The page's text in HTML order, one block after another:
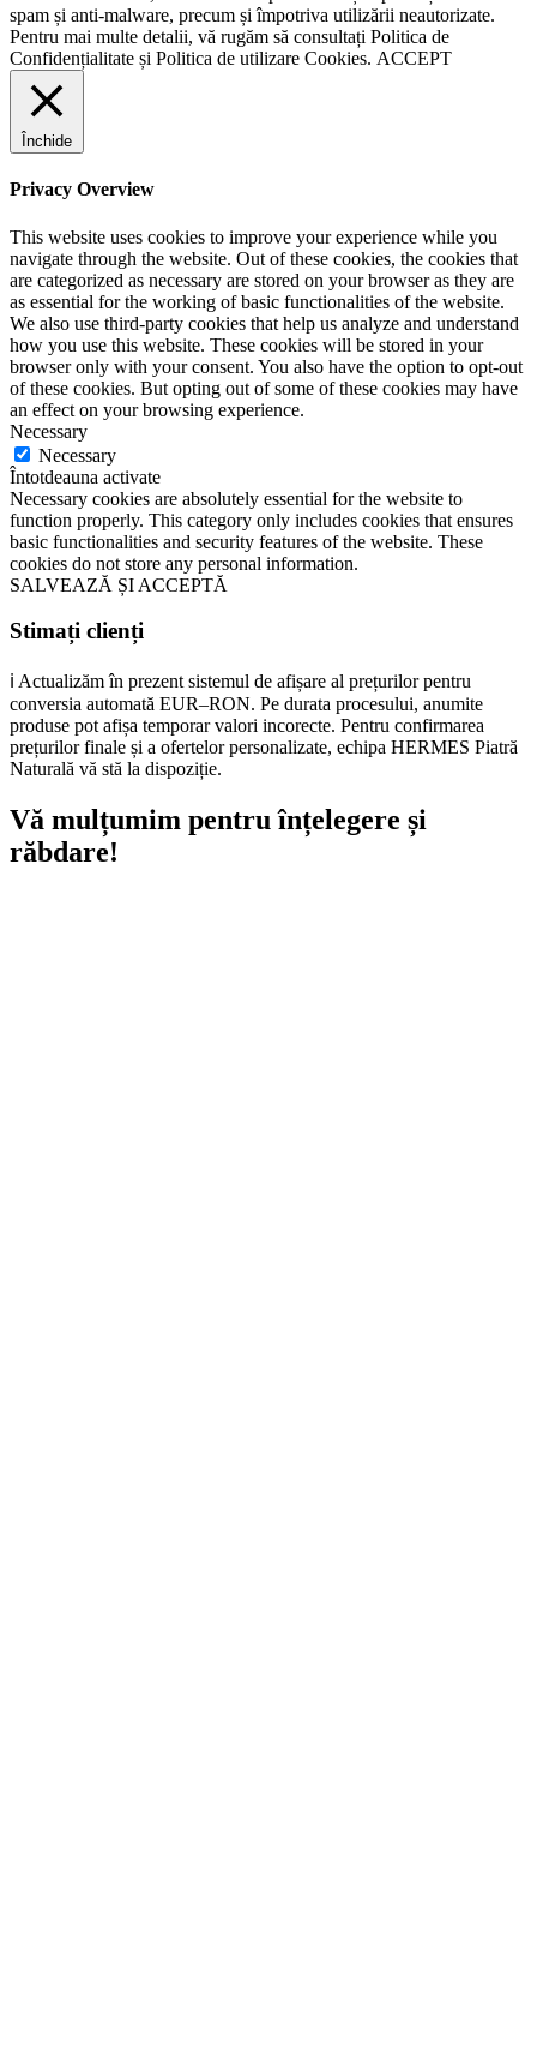
spam și anti-malware, precum și împotriva utilizării neautorizate.
Pentru mai multe detalii, vă rugăm să consultați Politica de
Confidențialitate și Politica de utilizare Cookies. ACCEPT
Închide
Privacy Overview
This website uses cookies to improve your experience while you
navigate through the website. Out of these cookies, the cookies that
are categorized as necessary are stored on your browser as they are
as essential for the working of basic functionalities of the website.
We also use third-party cookies that help us analyze and understand
how you use this website. These cookies will be stored in your
browser only with your consent. You also have the option to opt-out
of these cookies. But opting out of some of these cookies may have
an effect on your browsing experience.
Necessary
Necessary
Întotdeauna activate
Necessary cookies are absolutely essential for the website to
function properly. This category only includes cookies that ensures
basic functionalities and security features of the website. These
cookies do not store any personal information.
SALVEAZĂ ȘI ACCEPTĂ
Stimați clienți
ℹ️ Actualizăm în prezent sistemul de afișare al prețurilor pentru
conversia automată EUR–RON. Pe durata procesului, anumite
produse pot afișa temporar valori incorecte. Pentru confirmarea
prețurilor finale și a ofertelor personalizate, echipa HERMES Piatră
Naturală vă stă la dispoziție.
Vă mulțumim pentru înțelegere și
răbdare!